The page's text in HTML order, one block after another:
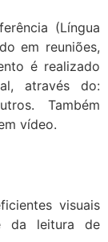
(Língua
em reuniões,
é realizado
através do:
Também
vídeo.
visuais
da leitura de